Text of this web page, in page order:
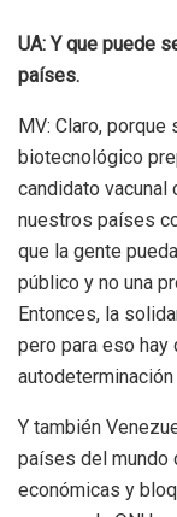
UA: Y que puede
países.
MV: Claro,
biotecnológico
candidato vacunal
nuestros países
que la gente
público y no una
Entonces, la
pero para eso hay
Y también
países del mundo
económicas y